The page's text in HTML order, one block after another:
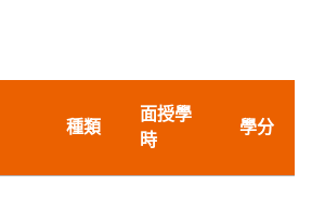
種類
面授學
時
學分